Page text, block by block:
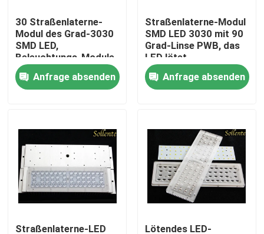
Videos
Straßenlaterne-Modul
SMD-LED-Module
LED-Linsen-Reihe
LED-Straßenlaterne-Umbau-Ausrüstungen
30 Straßenlaterne-
Modul des Grad-3030
SMD LED,
Beleuchtungs-Module
OSRAM S5 LED
Anfrage absenden
Straßenlaterne-Modul
SMD LED 3030 mit 90
Grad-Linse PWB, das
LED lötet
Anfrage absenden
Straßenlaterne-LED Lötendes LED-